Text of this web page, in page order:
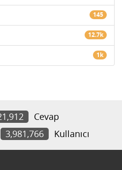
145
12.7k
1k
Cevap
3,981,766 Kullanıcı